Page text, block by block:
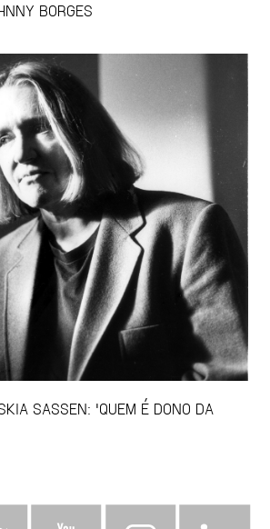
BORGES
SASSEN: 'QUEM É DONO DA